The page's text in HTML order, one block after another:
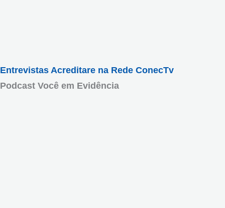
Entrevistas Acreditare na Rede ConecTv
Podcast Você em Evidência